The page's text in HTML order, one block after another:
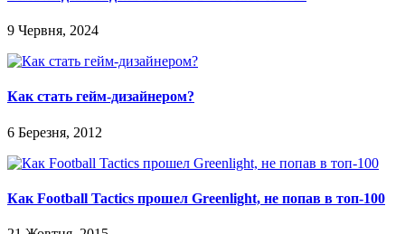
9 Червня, 2024
Как стать гейм-дизайнером?
6 Березня, 2012
Как Football Tactics прошел Greenlight, не попав в топ-100